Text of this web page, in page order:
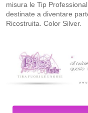
misura le Tip
destinate a diventare
Ricostruita. Color Silver.